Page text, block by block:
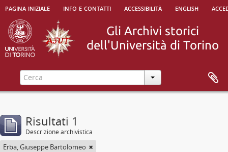
pagina iniziale info e contatti accessibilità english
Risultati 1
Descrizione archivistica
Erba, Giuseppe Bartolomeo